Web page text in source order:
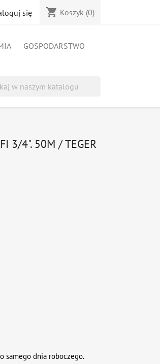
się shopping_cart Koszyk (0)
GOSPODARSTWO
3/4". 50M / TEGER
samego dnia roboczego.